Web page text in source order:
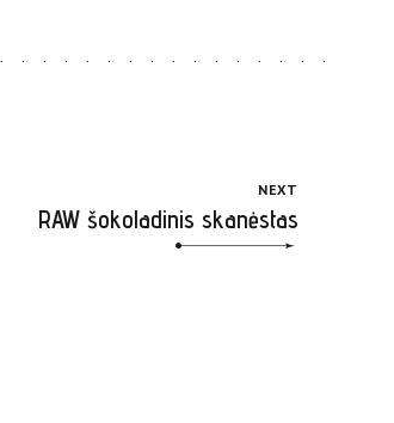
NEXT
RAW šokoladinis skanėstas